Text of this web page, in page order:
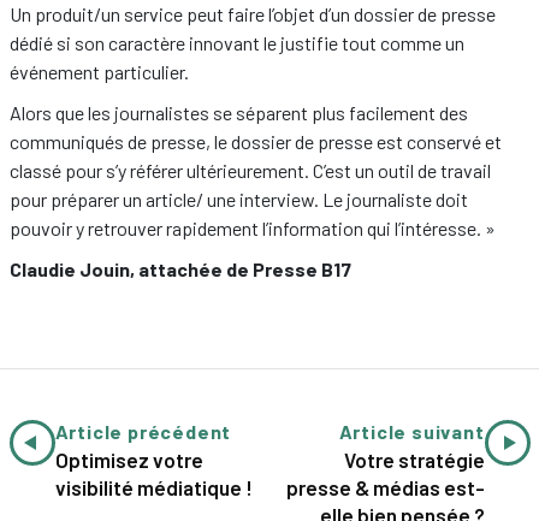
Un produit/un service peut faire l’objet d’un dossier de presse
dédié si son caractère innovant le justifie tout comme un
événement particulier.
Alors que les journalistes se séparent plus facilement des
communiqués de presse, le dossier de presse est conservé et
classé pour s’y référer ultérieurement. C’est un outil de travail
pour préparer un article/ une interview. Le journaliste doit
pouvoir y retrouver rapidement l’information qui l’intéresse. »
Claudie Jouin, attachée de Presse B17
Article précédent
Optimisez votre
visibilité médiatique !
Article suivant
Votre stratégie
presse & médias est-
elle bien pensée ?